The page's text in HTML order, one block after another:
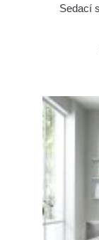
Sedací